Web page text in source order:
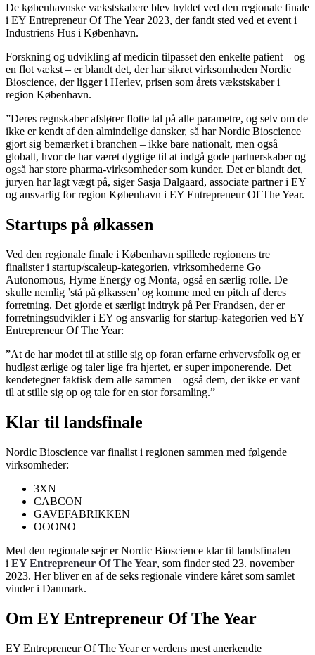
De københavnske vækstskabere blev hyldet ved den regionale finale
i EY Entrepreneur Of The Year 2023, der fandt sted ved et event i
Industriens Hus i København.
Forskning og udvikling af medicin tilpasset den enkelte patient – og
en flot vækst – er blandt det, der har sikret virksomheden Nordic
Bioscience, der ligger i Herlev, prisen som årets vækstskaber i
region København.
”Deres regnskaber afslører flotte tal på alle parametre, og selv om de
ikke er kendt af den almindelige dansker, så har Nordic Bioscience
gjort sig bemærket i branchen – ikke bare nationalt, men også
globalt, hvor de har været dygtige til at indgå gode partnerskaber og
også har store pharma-virksomheder som kunder. Det er blandt det,
juryen har lagt vægt på, siger Sasja Dalgaard, associate partner i EY
og ansvarlig for region København i EY Entrepreneur Of The Year.
Startups på ølkassen
Ved den regionale finale i København spillede regionens tre
finalister i startup/scaleup-kategorien, virksomhederne Go
Autonomous, Hyme Energy og Monta, også en særlig rolle. De
skulle nemlig ’stå på ølkassen’ og komme med en pitch af deres
forretning. Det gjorde et særligt indtryk på Per Frandsen, der er
forretningsudvikler i EY og ansvarlig for startup-kategorien ved EY
Entrepreneur Of The Year:
”At de har modet til at stille sig op foran erfarne erhvervsfolk og er
hudløst ærlige og taler lige fra hjertet, er super imponerende. Det
kendetegner faktisk dem alle sammen – også dem, der ikke er vant
til at stille sig op og tale for en stor forsamling.”
Klar til landsfinale
Nordic Bioscience var finalist i regionen sammen med følgende
virksomheder:
3XN
CABCON
GAVEFABRIKKEN
OOONO
Med den regionale sejr er Nordic Bioscience klar til landsfinalen
i EY Entrepreneur Of The Year, som finder sted 23. november
2023. Her bliver en af de seks regionale vindere kåret som samlet
vinder i Danmark.
Om EY Entrepreneur Of The Year
EY Entrepreneur Of The Year er verdens mest anerkendte